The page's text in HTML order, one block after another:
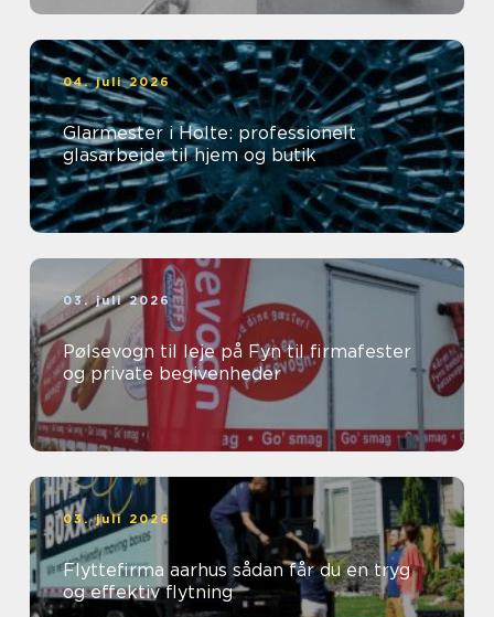
04. juli 2026
Glarmester i Holte: professionelt
glasarbejde til hjem og butik
03. juli 2026
Pølsevogn til leje på Fyn til firmafester
og private begivenheder
03. juli 2026
Flyttefirma aarhus sådan får du en tryg
og effektiv flytning